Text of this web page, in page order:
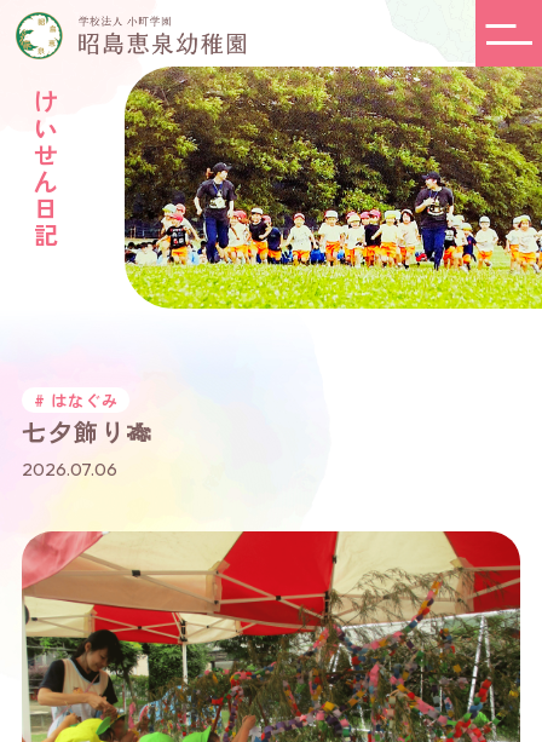
けいせん日記
# はなぐみ
七夕飾り🎋
2026.07.06